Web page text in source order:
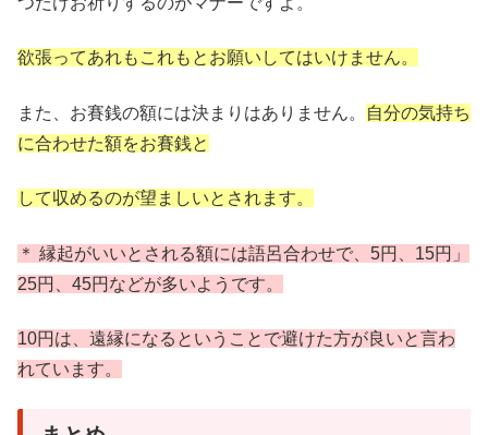
欲張ってあれもこれもとお願いしてはいけません。
また、お賽銭の額には決まりはありません。
自分の気持ち
に合わせた額をお賽銭と
して収めるのが望ましいとされます。
＊ 縁起がいいとされる額には語呂合わせで、5円、15円」
25円、45円などが多いようです。
10円は、遠縁になるということで避けた方が良いと言わ
れています。